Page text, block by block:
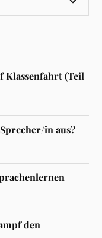
Klassenfahrt (Teil
in aus?
den